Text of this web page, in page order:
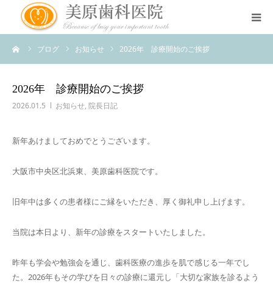
ブログ お知らせ 2026年 診療開始のご挨拶
2026年 診療開始のご挨拶
2026.01.5 お知らせ, 院長日記
新年あけましておめでとうございます。
大阪市中央区北浜東、美原歯科医院です。
旧年中は多くの患者様にご縁をいただき、厚く御礼申し上げます。
当院は本日より、新年の診療をスタートいたしました。
昨年も学会や勉強会を通じ、歯科医療の進歩を肌で感じる一年でし
た。2026年もその学びを日々の診療に還元し「大切な家族を診るよう
医院のコンセプト
診療案内